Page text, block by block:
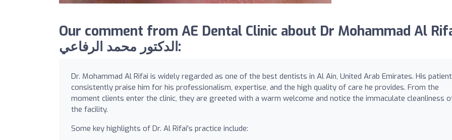
Our comment from AE Dental Clinic about Dr Mohammad Al
الدكتور محمد الرفاعي:
Dr. Mohammad Al Rifai is widely regarded as one of the best dentists in Al Ain, United Arab Emirates. His
consistently praise him for his professionalism, expertise, and the high quality of care he provides. From the
moment clients enter the clinic, they are greeted with a warm welcome and notice the immaculate cleanliness
the facility.
Some key highlights of Dr. Al Rifai's practice include: